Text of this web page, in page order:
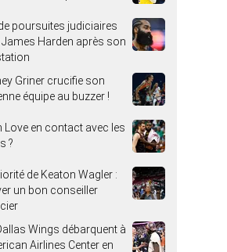
poursuites judiciaires
Harden après son
Griner crucifie son
équipe au buzzer !
Love en contact avec les
?
de Keaton Wagler :
un bon conseiller
Wings débarquent à
Airlines Center en